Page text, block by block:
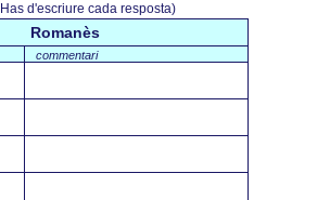
d'escriure cada resposta)
Romanès
commentari